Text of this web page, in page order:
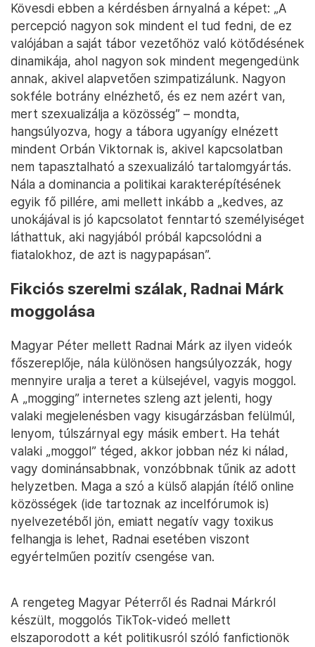
Kövesdi ebben a kérdésben árnyalná a képet: „A
percepció nagyon sok mindent el tud fedni, de ez
valójában a saját tábor vezetőhöz való kötődésének
dinamikája, ahol nagyon sok mindent megengedünk
annak, akivel alapvetően szimpatizálunk. Nagyon
sokféle botrány elnézhető, és ez nem azért van,
mert szexualizálja a közösség” – mondta,
hangsúlyozva, hogy a tábora ugyanígy elnézett
mindent Orbán Viktornak is, akivel kapcsolatban
nem tapasztalható a szexualizáló tartalomgyártás.
Nála a dominancia a politikai karakterépítésének
egyik fő pillére, ami mellett inkább a „kedves, az
unokájával is jó kapcsolatot fenntartó személyiséget
láthattuk, aki nagyjából próbál kapcsolódni a
fiatalokhoz, de azt is nagypapásan”.
Fikciós szerelmi szálak, Radnai Márk
moggolása
Magyar Péter mellett Radnai Márk az ilyen videók
főszereplője, nála különösen hangsúlyozzák, hogy
mennyire uralja a teret a külsejével, vagyis moggol.
A „mogging” internetes szleng azt jelenti, hogy
valaki megjelenésben vagy kisugárzásban felülmúl,
lenyom, túlszárnyal egy másik embert. Ha tehát
valaki „moggol” téged, akkor jobban néz ki nálad,
vagy dominánsabbnak, vonzóbbnak tűnik az adott
helyzetben. Maga a szó a külső alapján ítélő online
közösségek (ide tartoznak az incelfórumok is)
nyelvezetéből jön, emiatt negatív vagy toxikus
felhangja is lehet, Radnai esetében viszont
egyértelműen pozitív csengése van.
A rengeteg Magyar Péterről és Radnai Márkról
készült, moggolós TikTok-videó mellett
elszaporodott a két politikusról szóló fanfictionök